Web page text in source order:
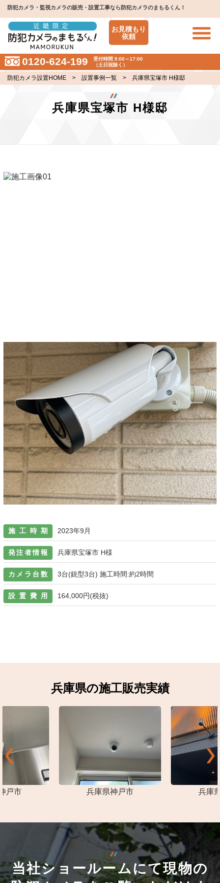
防犯カメラ・監視カメラの販売・設置工事なら防犯カメラのまもるくん！
近畿限定
お見積もり
依頼
0120-624-199
受付時間 9:00～17:00
（土日祝除く）
防犯カメラ設置HOME> 設置事例一覧> 兵庫県宝塚市 H様邸
兵庫県宝塚市 H様邸
施工時期 2023年9月
発注者情報 兵庫県宝塚市 H様
カメラ台数 3台(銃型3台) 施工時間:約2時間
設置費用 164,000円(税抜)
兵庫県の施工販売実績
戸市 兵庫県神戸市 兵庫
当社ショールームにて現物の